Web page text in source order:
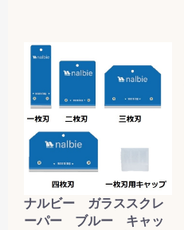
ナルビー ガラススクレ
ーパー ブルー キャッ